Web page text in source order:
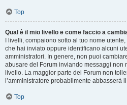
Top
Qual è il mio livello e come faccio a
I livelli, compaiono sotto al tuo nome
che hai inviato oppure identificano alcuni
amministratori. In genere, non puoi
abusare del Forum inviando messaggi non
livello. La maggior parte dei Forum non
l’amministratore probabilmente abbasserà
Top